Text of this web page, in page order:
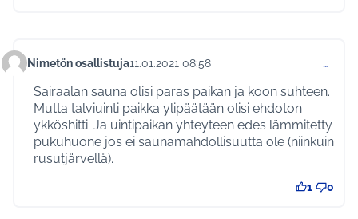
Kommentti 419
Nimetön osallistuja11.01.2021 08:58 …
Sairaalan sauna olisi paras paikan ja koon suhteen.
Mutta talviuinti paikka ylipäätään olisi ehdoton
ykköshitti. Ja uintipaikan yhteyteen edes lämmitetty
pukuhuone jos ei saunamahdollisuutta ole (niinkuin
rusutjärvellä).
1 0